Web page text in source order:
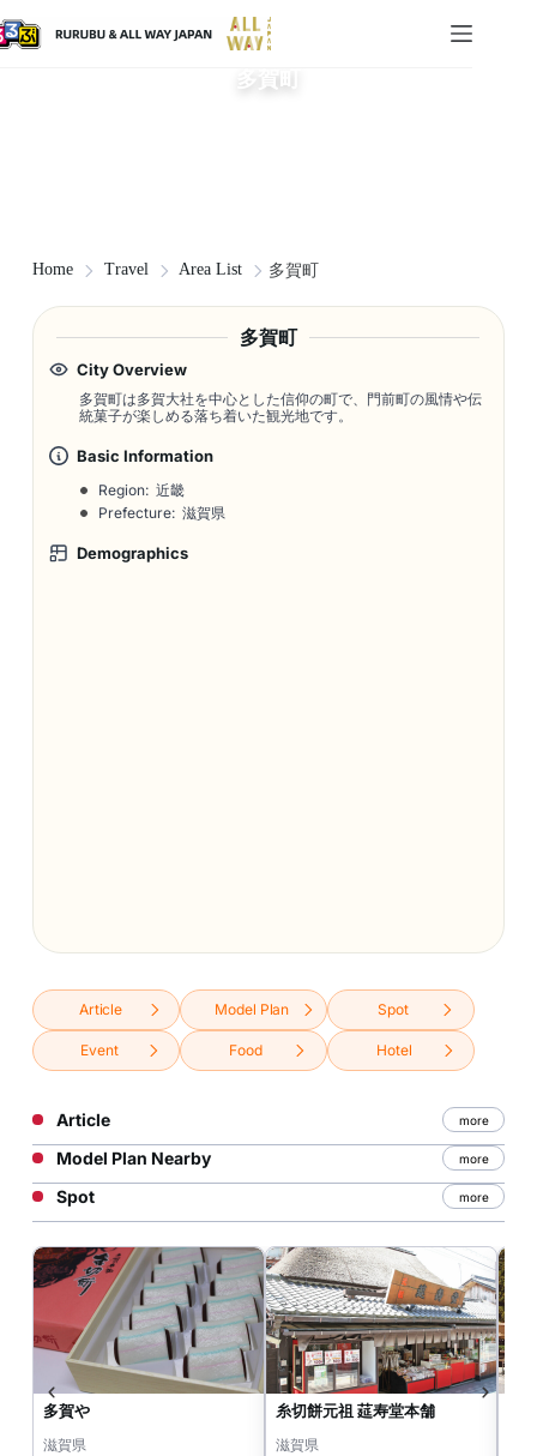
多賀町
Home Travel Area List 多賀町
多賀町
City Overview
多賀町は多賀大社を中心とした信仰の町で、門前町の風情や伝
統菓子が楽しめる落ち着いた観光地です。
Basic Information
Region: 近畿
Prefecture: 滋賀県
Demographics
Article Model Plan Spot
Event Food Hotel
Article more
Model Plan Nearby more
Spot more
多賀や
滋賀県
糸切餅元祖 莚寿堂本舗
滋賀県